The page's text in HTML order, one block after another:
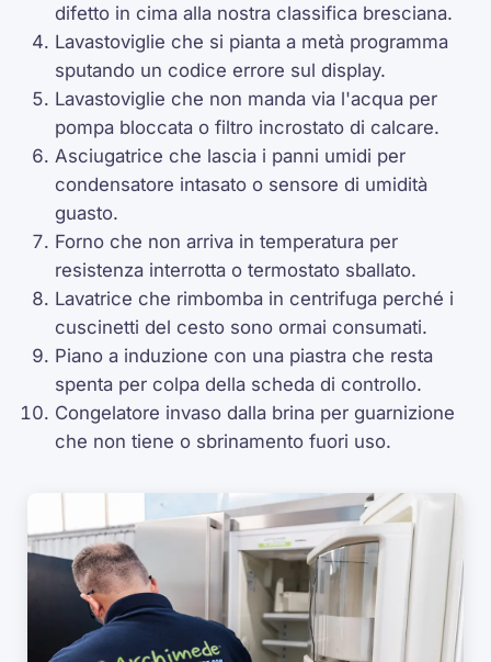
difetto in cima alla nostra classifica bresciana.
Lavastoviglie che si pianta a metà programma
sputando un codice errore sul display.
Lavastoviglie che non manda via l'acqua per
pompa bloccata o filtro incrostato di calcare.
Asciugatrice che lascia i panni umidi per
condensatore intasato o sensore di umidità
guasto.
Forno che non arriva in temperatura per
resistenza interrotta o termostato sballato.
Lavatrice che rimbomba in centrifuga perché i
cuscinetti del cesto sono ormai consumati.
Piano a induzione con una piastra che resta
spenta per colpa della scheda di controllo.
Congelatore invaso dalla brina per guarnizione
che non tiene o sbrinamento fuori uso.